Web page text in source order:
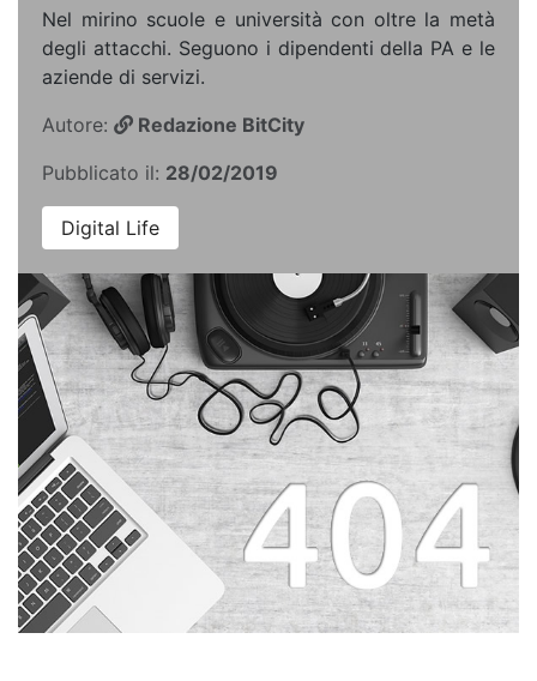
Nel mirino scuole e università con oltre la metà
degli attacchi. Seguono i dipendenti della PA e le
aziende di servizi.
Autore:
Redazione BitCity
Pubblicato il: 28/02/2019
Digital Life